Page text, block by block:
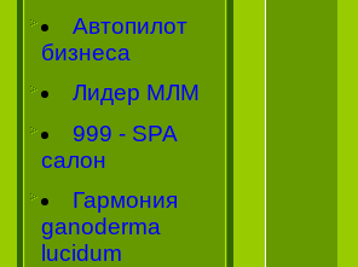
Автопилот
бизнеса
Лидер МЛМ
999 - SPA
салон
Гармония
ganoderma
lucidum